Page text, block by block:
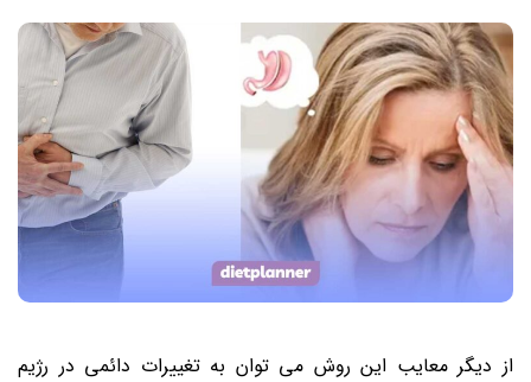
از دیگر معایب این روش می توان به تغییرات دائمی در رژیم